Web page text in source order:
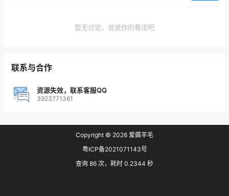
暂无讨论，说说你的看法吧
联系与合作
资源失效，联系客服QQ
3923771361
Copyright © 2026 爱薅羊毛
粤ICP备2021071143号
查询 86 次，耗时 0.2344 秒